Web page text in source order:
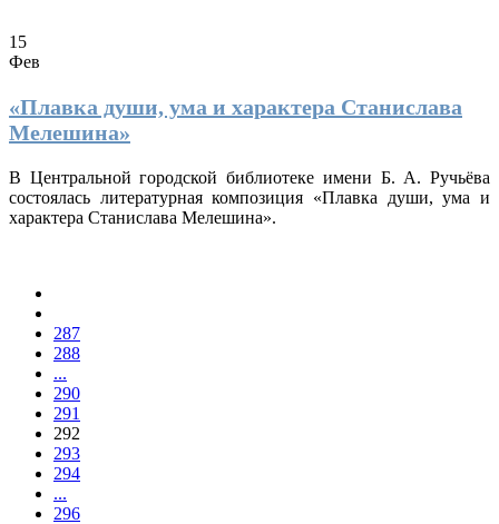
15
Фев
«Плавка души, ума и характера Станислава
Мелешина»
В Центральной городской библиотеке имени Б. А. Ручьёва
состоялась литературная композиция «Плавка души, ума и
характера Станислава Мелешина».
287
288
...
290
291
292
293
294
...
296